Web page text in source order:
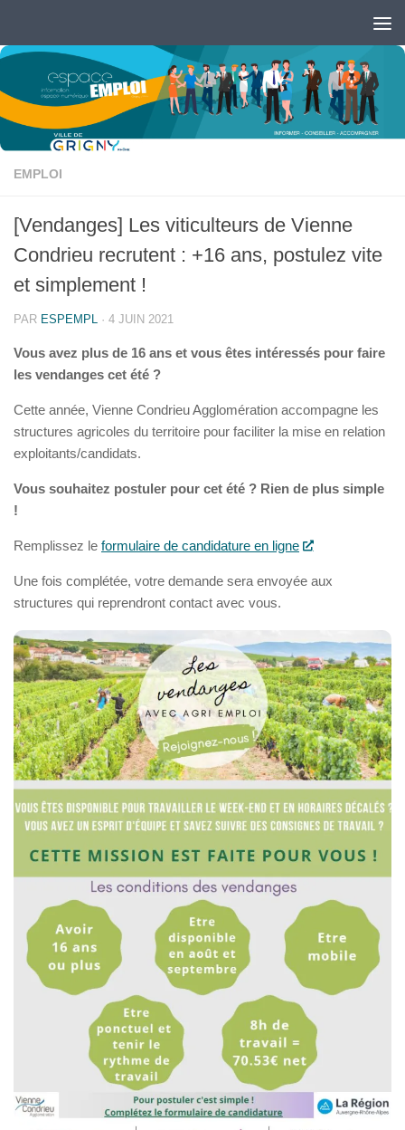
Ouvrir la barre d’outils
EMPLOI
[Vendanges] Les viticulteurs de Vienne
Condrieu recrutent : +16 ans, postulez vite
et simplement !
PAR ESPEMPL · 4 JUIN 2021
Vous avez plus de 16 ans et vous êtes intéressés pour faire
les vendanges cet été ?
Cette année, Vienne Condrieu Agglomération accompagne les
structures agricoles du territoire pour faciliter la mise en relation
exploitants/candidats.
Vous souhaitez postuler pour cet été ? Rien de plus simple
!
Remplissez le formulaire de candidature en ligne
Une fois complétée, votre demande sera envoyée aux
structures qui reprendront contact avec vous.